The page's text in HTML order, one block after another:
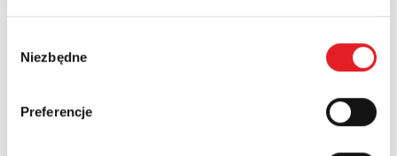
zgody
Niezbędne
PreferencjeNumer telefonu: